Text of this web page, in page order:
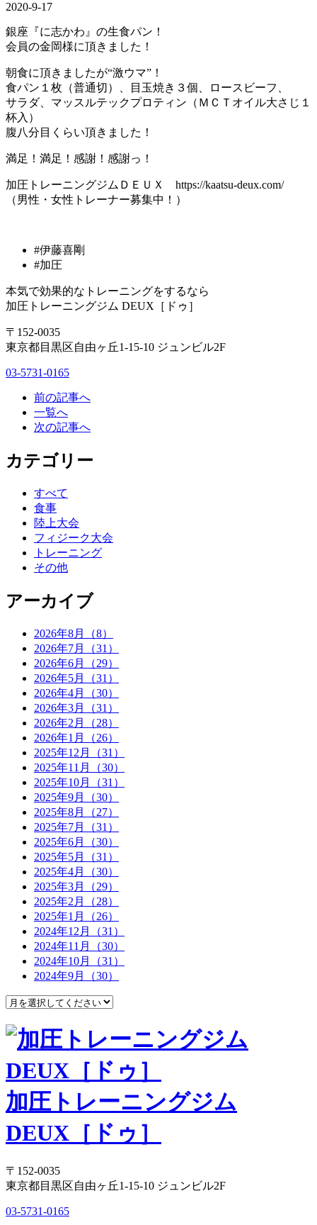
2020-9-17
銀座『に志かわ』の生食パン！
会員の金岡様に頂きました！
朝食に頂きましたが“激ウマ”！
食パン１枚（普通切）、目玉焼き３個、ロースビーフ、
サラダ、マッスルテックプロティン（ＭＣＴオイル大さじ１
杯入）
腹八分目くらい頂きました！
満足！満足！感謝！感謝っ！
加圧トレーニングジムＤＥＵＸ https://kaatsu-deux.com/
（男性・女性トレーナー募集中！）
#伊藤喜剛
#加圧
本気で効果的なトレーニングをするなら
加圧トレーニングジム DEUX［ドゥ］
〒152-0035
東京都目黒区自由ヶ丘1-15-10 ジュンビル2F
03-5731-0165
前の記事へ
一覧へ
次の記事へ
カテゴリー
すべて
食事
陸上大会
フィジーク大会
トレーニング
その他
アーカイブ
2026年8月（8）
2026年7月（31）
2026年6月（29）
2026年5月（31）
2026年4月（30）
2026年3月（31）
2026年2月（28）
2026年1月（26）
2025年12月（31）
2025年11月（30）
2025年10月（31）
2025年9月（30）
2025年8月（27）
2025年7月（31）
2025年6月（30）
2025年5月（31）
2025年4月（30）
2025年3月（29）
2025年2月（28）
2025年1月（26）
2024年12月（31）
2024年11月（30）
2024年10月（31）
2024年9月（30）
加圧トレーニングジム
DEUX［ドゥ］
〒152-0035
東京都目黒区自由ヶ丘1-15-10 ジュンビル2F
03-5731-0165